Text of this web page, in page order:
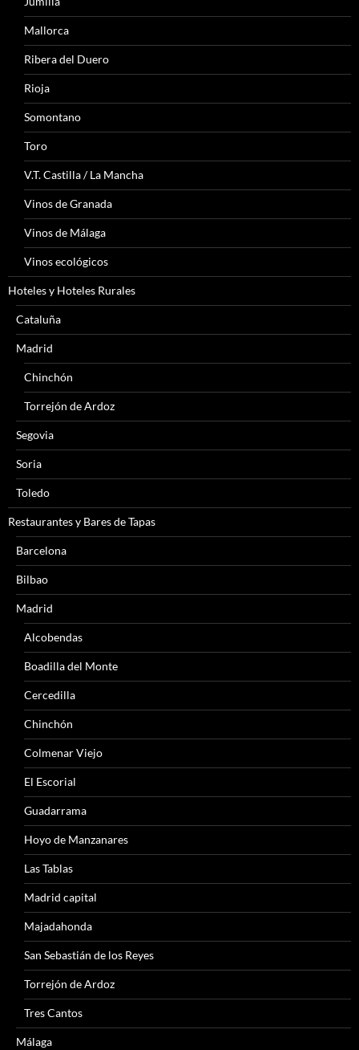
Mallorca
Ribera del Duero
Rioja
Somontano
Toro
V.T. Castilla / La Mancha
Vinos de Granada
Vinos de Málaga
Vinos ecológicos
Hoteles y Hoteles Rurales
Cataluña
Madrid
Chinchón
Torrejón de Ardoz
Segovia
Soria
Toledo
Restaurantes y Bares de Tapas
Barcelona
Bilbao
Madrid
Alcobendas
Boadilla del Monte
Cercedilla
Chinchón
Colmenar Viejo
El Escorial
Guadarrama
Hoyo de Manzanares
Las Tablas
Madrid capital
Majadahonda
San Sebastián de los Reyes
Torrejón de Ardoz
Tres Cantos
Málaga